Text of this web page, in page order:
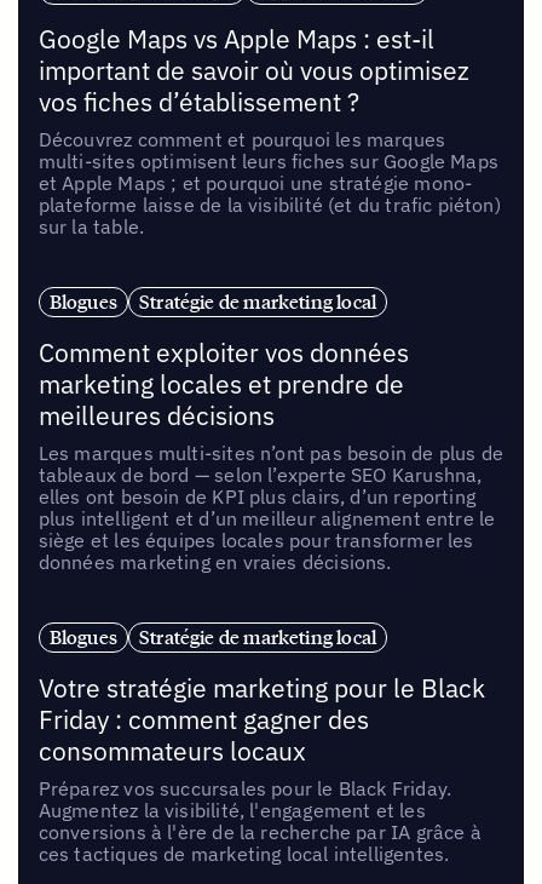
Google Maps vs Apple Maps : est-il
important de savoir où vous optimisez
vos fiches d’établissement ?
Découvrez comment et pourquoi les marques
multi-sites optimisent leurs fiches sur Google Maps
et Apple Maps ; et pourquoi une stratégie mono-
plateforme laisse de la visibilité (et du trafic piéton)
sur la table.
Blogues Stratégie de marketing local
Comment exploiter vos données
marketing locales et prendre de
meilleures décisions
Les marques multi-sites n’ont pas besoin de plus de
tableaux de bord — selon l’experte SEO Karushna,
elles ont besoin de KPI plus clairs, d’un reporting
plus intelligent et d’un meilleur alignement entre le
siège et les équipes locales pour transformer les
données marketing en vraies décisions.
Blogues Stratégie de marketing local
Votre stratégie marketing pour le Black
Friday : comment gagner des
consommateurs locaux
Préparez vos succursales pour le Black Friday.
Augmentez la visibilité, l'engagement et les
conversions à l'ère de la recherche par IA grâce à
ces tactiques de marketing local intelligentes.